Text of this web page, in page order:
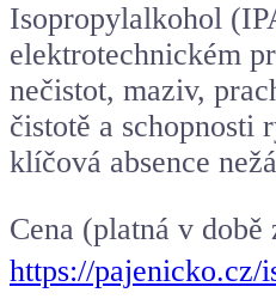
Isopropylalkohol
elektrotechnickém
nečistot, maziv,
čistotě a
klíčová absence
Cena (platná v
https://pajenicko.cz/